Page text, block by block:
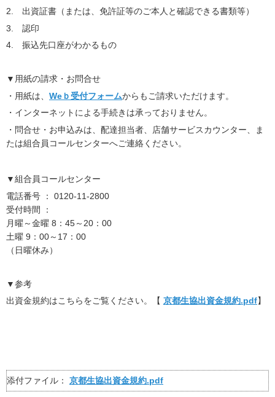
2. 出資証書（または、免許証等のご本人と確認できる書類等）
3. 認印
4. 振込先口座がわかるもの
▼用紙の請求・お問合せ
・用紙は、 Weｂ受付フォームからもご請求いただけます。
・インターネットによる手続きは承っておりません。
・問合せ・お申込みは、配達担当者、店舗サービスカウンター、ま
たは組合員コールセンターへご連絡ください。
▼組合員コールセンター
電話番号 ： 0120-11-2800
受付時間 ：
月曜～金曜 8：45～20：00
土曜 9：00～17：00
（日曜休み）
▼参考
出資金規約はこちらをご覧ください。【 京都生協出資金規約.pdf】
添付ファイル： 京都生協出資金規約.pdf